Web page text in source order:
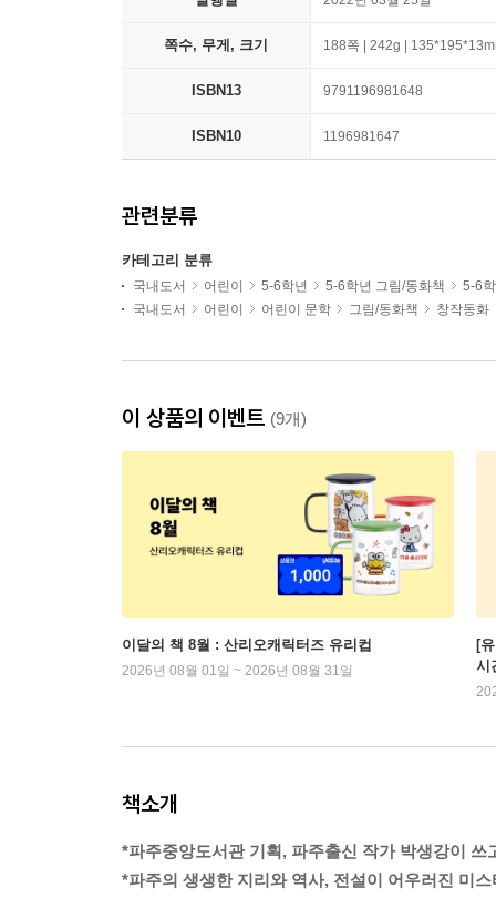
쪽수, 무게, 크기 188쪽 | 242g |
ISBN13 9791196981648
ISBN10 1196981647
관련분류
카테고리 분류
국내도서 어린이 5-6학년 5-6학년 그림/동화책
5-6
국내도서
어린이 어린이 문학 그림/동화책 창작동화
이 상품의 이벤트 (9개)
이달의 책 8월 : 산리오캐릭터즈 유리컵
2026년 08월 01일 ~ 2026년 08월 31일
[
시
책소개
*파주중앙도서관 기획, 파주출신 작가 박생강이
*파주의 생생한 지리와 역사, 전설이 어우러진 미